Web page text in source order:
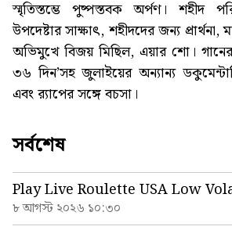
স্মৃতিস্তম্ভে পুষ্পস্তবক অর্পণ। শহীদ
উপদেষ্টার সাক্ষাৎ, শহীদদের জন্য প্রার্থনা,
অভিমুখে বিজয় মিছিল, এয়ার শো।
৩৬ দিন’সহ জুলাইয়ের অন্যান্য
এবং র‌্যাপের সঙ্গে বচসা।
সর্বশেষ
Play Live Roulette USA Low
৮ আগস্ট ২০২৬ ১০:৩০